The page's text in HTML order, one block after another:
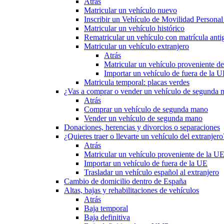
Matricular un vehículo nuevo
Inscribir un Vehículo de Movilidad
Matricular un vehículo histórico
Rematricular un vehículo con matrícula
Matricular un vehículo extranjero
Atrás
Matricular un vehículo proveniente
Importar un vehículo de fuera de la
Matricula temporal: placas verdes
¿Vas a comprar o vender un vehículo de segunda
Atrás
Comprar un vehículo de segunda mano
Vender un vehículo de segunda mano
Donaciones, herencias y divorcios o separaciones
¿Quieres traer o llevarte un vehículo del
Atrás
Matricular un vehículo proveniente de la UE
Importar un vehículo de fuera de la UE
Trasladar un vehículo español al extranjero
Cambio de domicilio dentro de España
Altas, bajas y rehabilitaciones de vehículos
Atrás
Baja temporal
Baja definitiva